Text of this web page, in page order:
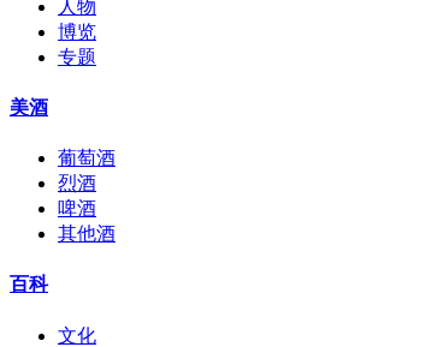
人物
博览
专题
美酒
葡萄酒
烈酒
啤酒
其他酒
百科
文化